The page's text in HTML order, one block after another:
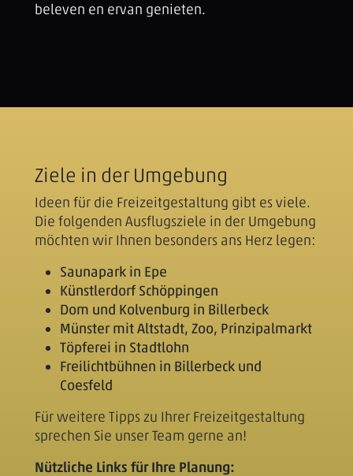
beleven en ervan genieten.
Ziele in der Umgebung
Ideen für die Freizeitgestaltung gibt es viele.
Die folgenden Ausflugsziele in der Umgebung
möchten wir Ihnen besonders ans Herz legen:
Saunapark in Epe
Künstlerdorf Schöppingen
Dom und Kolvenburg in Billerbeck
Münster mit Altstadt, Zoo, Prinzipalmarkt
Töpferei in Stadtlohn
Freilichtbühnen in Billerbeck und
Coesfeld
Für weitere Tipps zu Ihrer Freizeitgestaltung
sprechen Sie unser Team gerne an!
Nützliche Links für Ihre Planung: